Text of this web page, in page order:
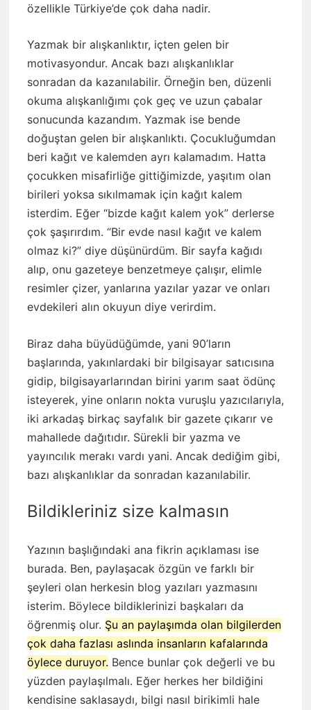
özellikle Türkiye’de çok daha nadir.
Yazmak bir alışkanlıktır, içten gelen bir
motivasyondur. Ancak bazı alışkanlıklar
sonradan da kazanılabilir. Örneğin ben, düzenli
okuma alışkanlığımı çok geç ve uzun çabalar
sonucunda kazandım. Yazmak ise bende
doğuştan gelen bir alışkanlıktı. Çocukluğumdan
beri kağıt ve kalemden ayrı kalamadım. Hatta
çocukken misafirliğe gittiğimizde, yaşıtım olan
birileri yoksa sıkılmamak için kağıt kalem
isterdim. Eğer “bizde kağıt kalem yok” derlerse
çok şaşırırdım. “Bir evde nasıl kağıt ve kalem
olmaz ki?” diye düşünürdüm. Bir sayfa kağıdı
alıp, onu gazeteye benzetmeye çalışır, elimle
resimler çizer, yanlarına yazılar yazar ve onları
evdekileri alın okuyun diye verirdim.
Biraz daha büyüdüğümde, yani 90’ların
başlarında, yakınlardaki bir bilgisayar satıcısına
gidip, bilgisayarlarından birini yarım saat ödünç
isteyerek, yine onların nokta vuruşlu yazıcılarıyla,
iki arkadaş birkaç sayfalık bir gazete çıkarır ve
mahallede dağıtıdır. Sürekli bir yazma ve
yayıncılık merakı vardı yani. Ancak dediğim gibi,
bazı alışkanlıklar da sonradan kazanılabilir.
Bildikleriniz size kalmasın
Yazının başlığındaki ana fikrin açıklaması ise
burada. Ben, paylaşacak özgün ve farklı bir
şeyleri olan herkesin blog yazıları yazmasını
isterim. Böylece bildiklerinizi başkaları da
öğrenmiş olur. Şu an paylaşımda olan bilgilerden
çok daha fazlası aslında insanların kafalarında
öylece duruyor. Bence bunlar çok değerli ve bu
yüzden paylaşılmalı. Eğer herkes her bildiğini
kendisine saklasaydı, bilgi nasıl birikimli hale